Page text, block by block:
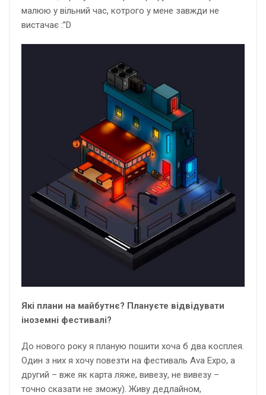
малюю у вільний час, котрого у мене завжди не
вистачає :”D
Які плани на майбутнє? Плануєте відвідувати
іноземні фестивалі?
До нового року я планую пошити хоча б два косплея.
Один з них я хочу повезти на фестиваль Ava Expo, а
другий – вже як карта ляже, вивезу, не вивезу –
точно сказати не зможу). Живу дедлайном,